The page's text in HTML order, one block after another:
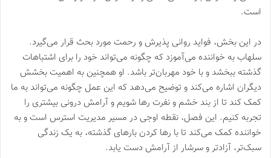
است.
در این بخش، فواید روانی پذیرش و رحمت مورد بحث قرار می‌گیرد.
سلهاب به خواننده می‌آموزد که چگونه می‌تواند خود را برای اشتباهات
گذشته ببخشد و با خود مهربان‌تر باشد. او همچنین به اهمیت بخشش
دیگران اشاره می‌کند و توضیح می‌دهد که این عمل چگونه می‌تواند به ما
کمک کند تا از بند خشم و نفرت رها شویم و آرامش درونی بیشتری را
تجربه کنیم. این فصل، نقطه اوجی در مسیر مدیریت استرس است و به
خواننده کمک می‌کند تا با رها کردن بارهای گذشته، به یک زندگی
سبک‌تر، آزادتر و سرشار از آرامش دست یابد.